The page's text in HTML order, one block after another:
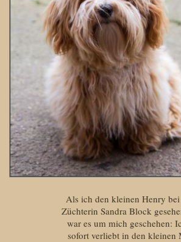
Als ich den kleinen Henry
Züchterin Sandra Block
war es um mich geschehen:
sofort verliebt in den kleinen